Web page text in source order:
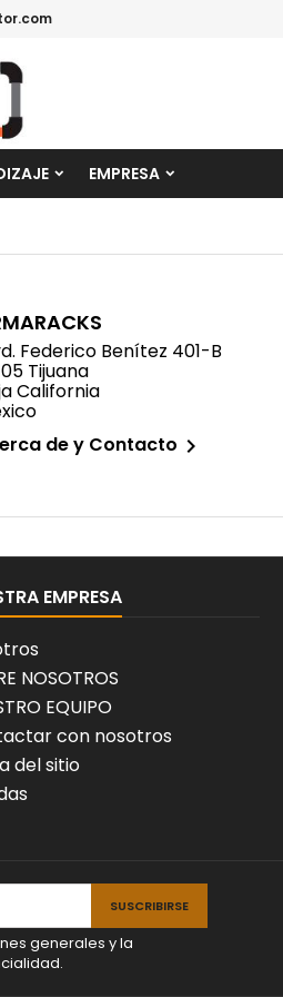
EMPRESA
Federico Benítez 401-B
Tijuana
California
de y Contacto 
EMPRESA
NOSOTROS
EQUIPO
con nosotros
del sitio
generales y la